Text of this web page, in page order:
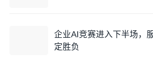
企业AI竞赛进入下半场，
定胜负